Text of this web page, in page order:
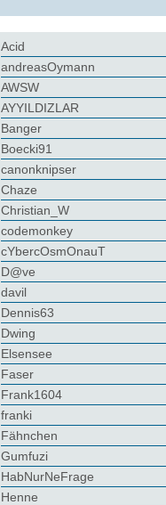
Acid
andreasOymann
AWSW
AYYILDIZLAR
Banger
Boecki91
canonknipser
Chaze
Christian_W
codemonkey
cYbercOsmOnauT
D@ve
davil
Dennis63
Dwing
Elsensee
Faser
Frank1604
franki
Fähnchen
Gumfuzi
HabNurNeFrage
Henne